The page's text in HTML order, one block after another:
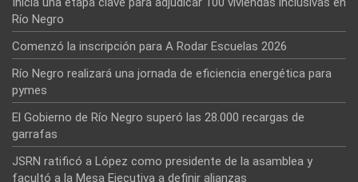
Río Negro
Comenzó la inscripción para A Rodar Escuelas 2026
Río Negro realizará una jornada de eficiencia energética para
pymes
El Gobierno de Río Negro superó las 28.000 recargas de
garrafas
JSRN ratificó a López como presidente de la asamblea y
facultó a la Mesa Ejecutiva a definir alianzas